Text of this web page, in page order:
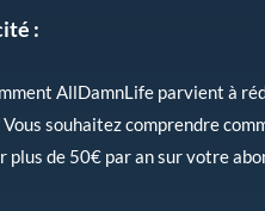
:
AllDamnLife parvient à
souhaitez comprendre
plus de 50€ par an sur votre